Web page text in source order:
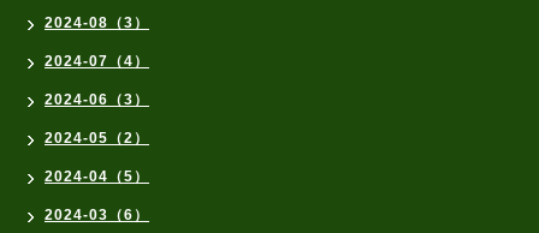
2024-08（3）
2024-07（4）
2024-06（3）
2024-05（2）
2024-04（5）
2024-03（6）